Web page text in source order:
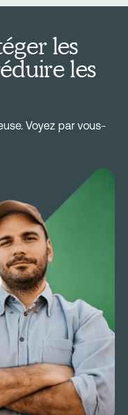
les
les
Voyez par vous-